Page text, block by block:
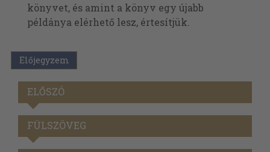
könyvet, és amint a könyv egy újabb
példánya elérhető lesz, értesítjük.
Előjegyzem
ELŐSZÓ
FÜLSZÖVEG